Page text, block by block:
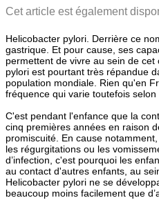
Cet article est également
Helicobacter pylori. Derrière ce
gastrique. Et pour cause, ses
permettent de vivre au sein de cet
pylori est pourtant très répandue
population mondiale. Rien qu'en
fréquence qui varie toutefois selon
C'est pendant l'enfance que la
cinq premières années en raison
promiscuité. En cause
les régurgitations ou les
d’infection, c'est pourquoi les
au contact d'autres enfants, au
Helicobacter pylori ne se
beaucoup moins facilement que